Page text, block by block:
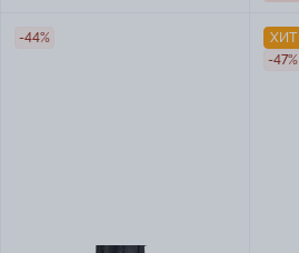
-44%
ХИТ
-47%